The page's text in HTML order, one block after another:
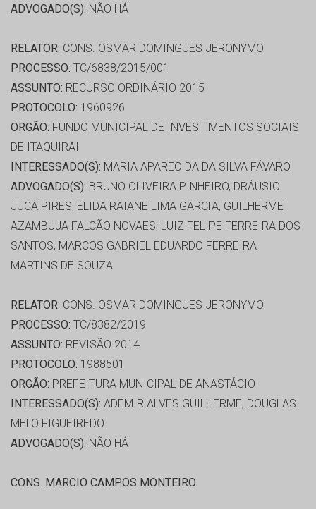
ADVOGADO(S): NÃO HÁ
RELATOR: CONS. OSMAR DOMINGUES JERONYMO
PROCESSO: TC/6838/2015/001
ASSUNTO: RECURSO ORDINÁRIO 2015
PROTOCOLO: 1960926
ORGÃO: FUNDO MUNICIPAL DE INVESTIMENTOS SOCIAIS
DE ITAQUIRAI
INTERESSADO(S): MARIA APARECIDA DA SILVA FÁVARO
ADVOGADO(S): BRUNO OLIVEIRA PINHEIRO, DRÁUSIO
JUCÁ PIRES, ÉLIDA RAIANE LIMA GARCIA, GUILHERME
AZAMBUJA FALCÃO NOVAES, LUIZ FELIPE FERREIRA DOS
SANTOS, MARCOS GABRIEL EDUARDO FERREIRA
MARTINS DE SOUZA
RELATOR: CONS. OSMAR DOMINGUES JERONYMO
PROCESSO: TC/8382/2019
ASSUNTO: REVISÃO 2014
PROTOCOLO: 1988501
ORGÃO: PREFEITURA MUNICIPAL DE ANASTÁCIO
INTERESSADO(S): ADEMIR ALVES GUILHERME, DOUGLAS
MELO FIGUEIREDO
ADVOGADO(S): NÃO HÁ
CONS. MARCIO CAMPOS MONTEIRO